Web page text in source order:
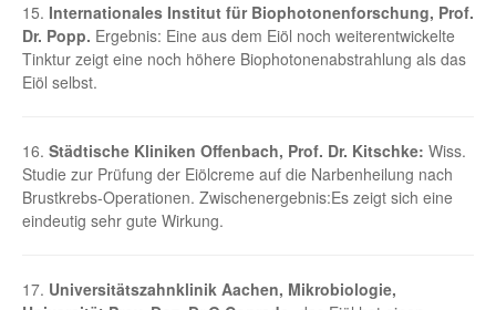
15. Internationales Institut für Biophotonenforschung, Prof.
Dr. Popp. Ergebnis: Eine aus dem Eiöl noch weiterentwickelte
Tinktur zeigt eine noch höhere Biophotonenabstrahlung als das
Eiöl selbst.
16. Städtische Kliniken Offenbach, Prof. Dr. Kitschke: Wiss.
Studie zur Prüfung der Eiölcreme auf die Narbenheilung nach
Brustkrebs-Operationen. Zwischenergebnis:Es zeigt sich eine
eindeutig sehr gute Wirkung.
17. Universitätszahnklinik Aachen, Mikrobiologie,